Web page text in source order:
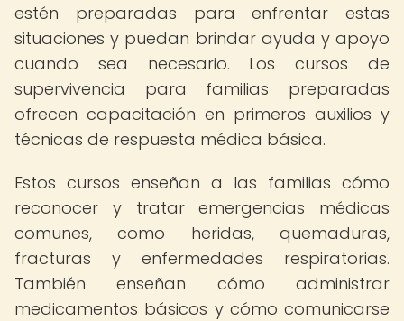
estén preparadas para enfrentar estas
situaciones y puedan brindar ayuda y apoyo
cuando sea necesario. Los cursos de
supervivencia para familias preparadas
ofrecen capacitación en primeros auxilios y
técnicas de respuesta médica básica.
Estos cursos enseñan a las familias cómo
reconocer y tratar emergencias médicas
comunes, como heridas, quemaduras,
fracturas y enfermedades respiratorias.
También enseñan cómo administrar
medicamentos básicos y cómo comunicarse